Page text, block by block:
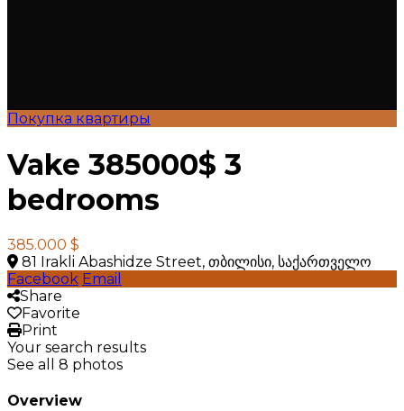
Покупка квартиры
Vake 385000$ 3
bedrooms
385.000 $
81 Irakli Abashidze Street, თბილისი, საქართველო
Facebook Email
Share
Favorite
Print
Your search results
See all 8 photos
Overview